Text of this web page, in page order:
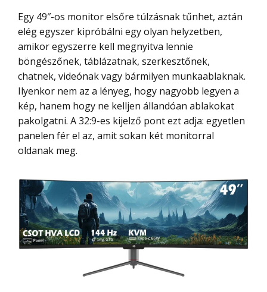
Egy 49″-os monitor elsőre túlzásnak tűnhet, aztán
elég egyszer kipróbálni egy olyan helyzetben,
amikor egyszerre kell megnyitva lennie
böngészőnek, táblázatnak, szerkesztőnek,
chatnek, videónak vagy bármilyen munkaablaknak.
Ilyenkor nem az a lényeg, hogy nagyobb legyen a
kép, hanem hogy ne kelljen állandóan ablakokat
pakolgatni. A 32:9-es kijelző pont ezt adja: egyetlen
panelen fér el az, amit sokan két monitorral
oldanak meg.